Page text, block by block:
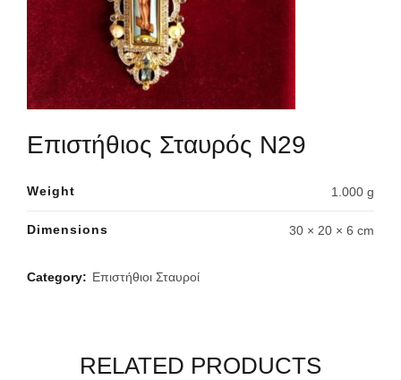
Επιστήθιος Σταυρός Ν29
Weight 1.000 g
Dimensions 30 × 20 × 6 cm
Category: Επιστήθιοι Σταυροί
RELATED PRODUCTS